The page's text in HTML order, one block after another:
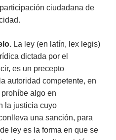
ciudadana de
La ley (en latín, lex legis)
dictada por el
es un precepto
autoridad competente, en
algo en
la justicia cuyo
una sanción, para
ley es la forma en que se